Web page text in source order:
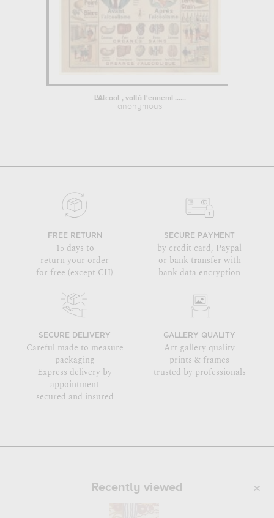
L'Alcool , voilà l'ennemi ......
anonymous
FREE RETURN
15 days to
return your order
for free (except CH)
SECURE PAYMENT
by credit card, Paypal
or bank transfer with
bank data encryption
SECURE DELIVERY
Careful made to measure
packaging
Express delivery by
appointment
secured and insured
GALLERY QUALITY
Art gallery quality
prints & frames
trusted by professionals
Recently viewed